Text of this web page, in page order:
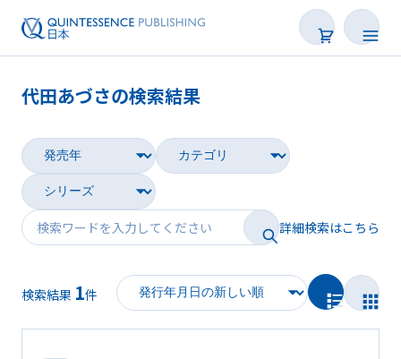
雑誌
映像
電子BOOK
著者一覧
代田あづさの検索結果
詳細検索はこちら
検索結果 1件